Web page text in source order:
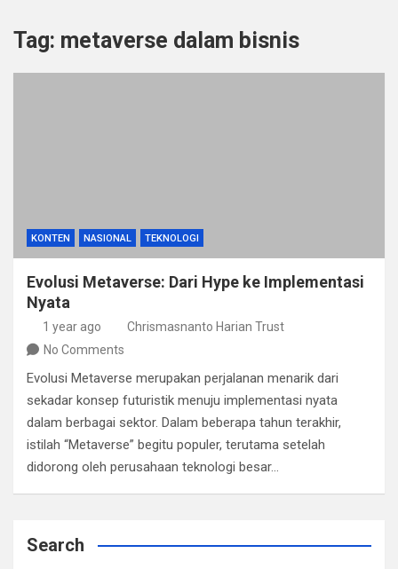
Tag: metaverse dalam bisnis
KONTEN NASIONAL TEKNOLOGI
Evolusi Metaverse: Dari Hype ke Implementasi
Nyata
1 year ago
Chrismasnanto Harian Trust
No Comments
Evolusi Metaverse merupakan perjalanan menarik dari
sekadar konsep futuristik menuju implementasi nyata
dalam berbagai sektor. Dalam beberapa tahun terakhir,
istilah “Metaverse” begitu populer, terutama setelah
didorong oleh perusahaan teknologi besar…
Search